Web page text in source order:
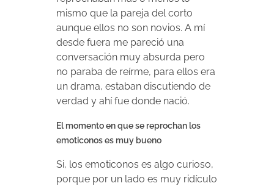
mismo que la pareja del corto
aunque ellos no son novios. A mí
desde fuera me pareció una
conversación muy absurda pero
no paraba de reírme, para ellos era
un drama, estaban discutiendo de
verdad y ahí fue donde nació.
El momento en que se reprochan los
emoticonos es muy bueno
Si, los emoticonos es algo curioso,
porque por un lado es muy ridículo